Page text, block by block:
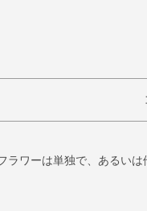
ワーは単独で、あるい